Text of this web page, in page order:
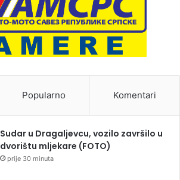
Popularno Komentari
Sudar u Dragaljevcu, vozilo završilo u
dvorištu mljekare (FOTO)
prije 30 minuta